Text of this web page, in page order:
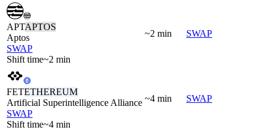
APTAPTOS
Aptos
SWAP
Shift time~2 min
~2 min SWAP
FETETHEREUM
Artificial Superintelligence Alliance
SWAP
Shift time~4 min
~4 min SWAP